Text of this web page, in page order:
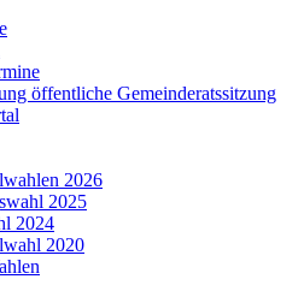
öffentliche Gemeinderatssitzung
2026
2025
2024
2020